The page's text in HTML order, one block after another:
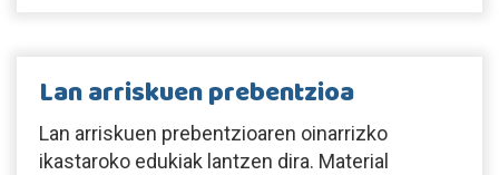
Lan arriskuen prebentzioa
Lan arriskuen prebentzioaren oinarrizko
ikastaroko edukiak lantzen dira. Material